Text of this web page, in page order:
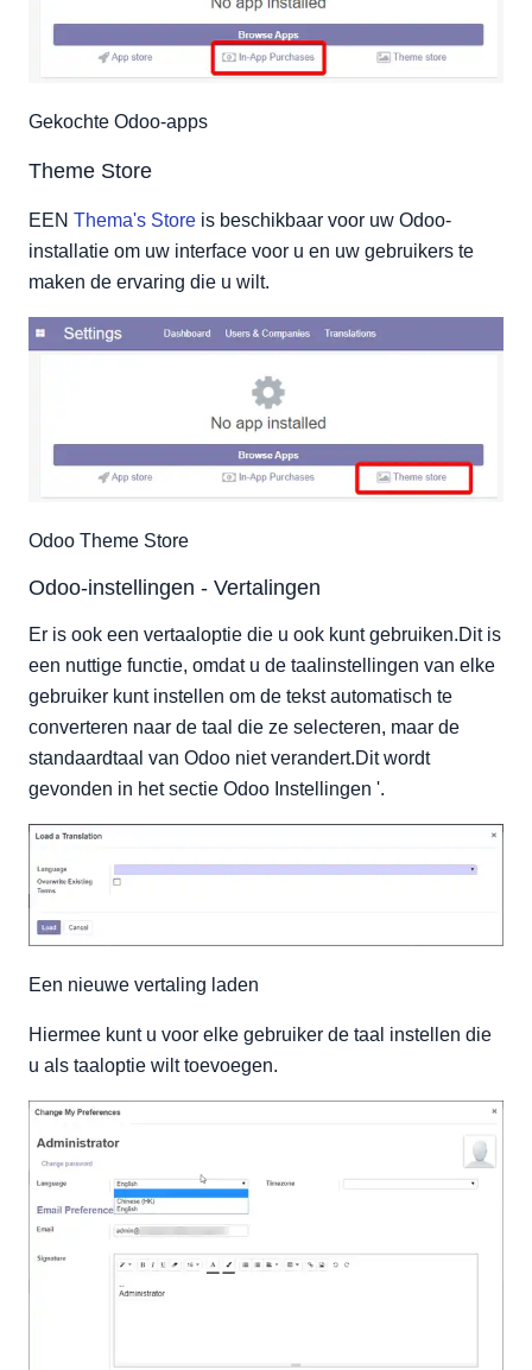
Gekochte Odoo-apps
Theme Store
EEN Thema's Store is beschikbaar voor uw Odoo-
installatie om uw interface voor u en uw gebruikers te
maken de ervaring die u wilt.
Odoo Theme Store
Odoo-instellingen - Vertalingen
Er is ook een vertaaloptie die u ook kunt gebruiken.Dit is
een nuttige functie, omdat u de taalinstellingen van elke
gebruiker kunt instellen om de tekst automatisch te
converteren naar de taal die ze selecteren, maar de
standaardtaal van Odoo niet verandert.Dit wordt
gevonden in het sectie Odoo Instellingen '.
Een nieuwe vertaling laden
Hiermee kunt u voor elke gebruiker de taal instellen die
u als taaloptie wilt toevoegen.